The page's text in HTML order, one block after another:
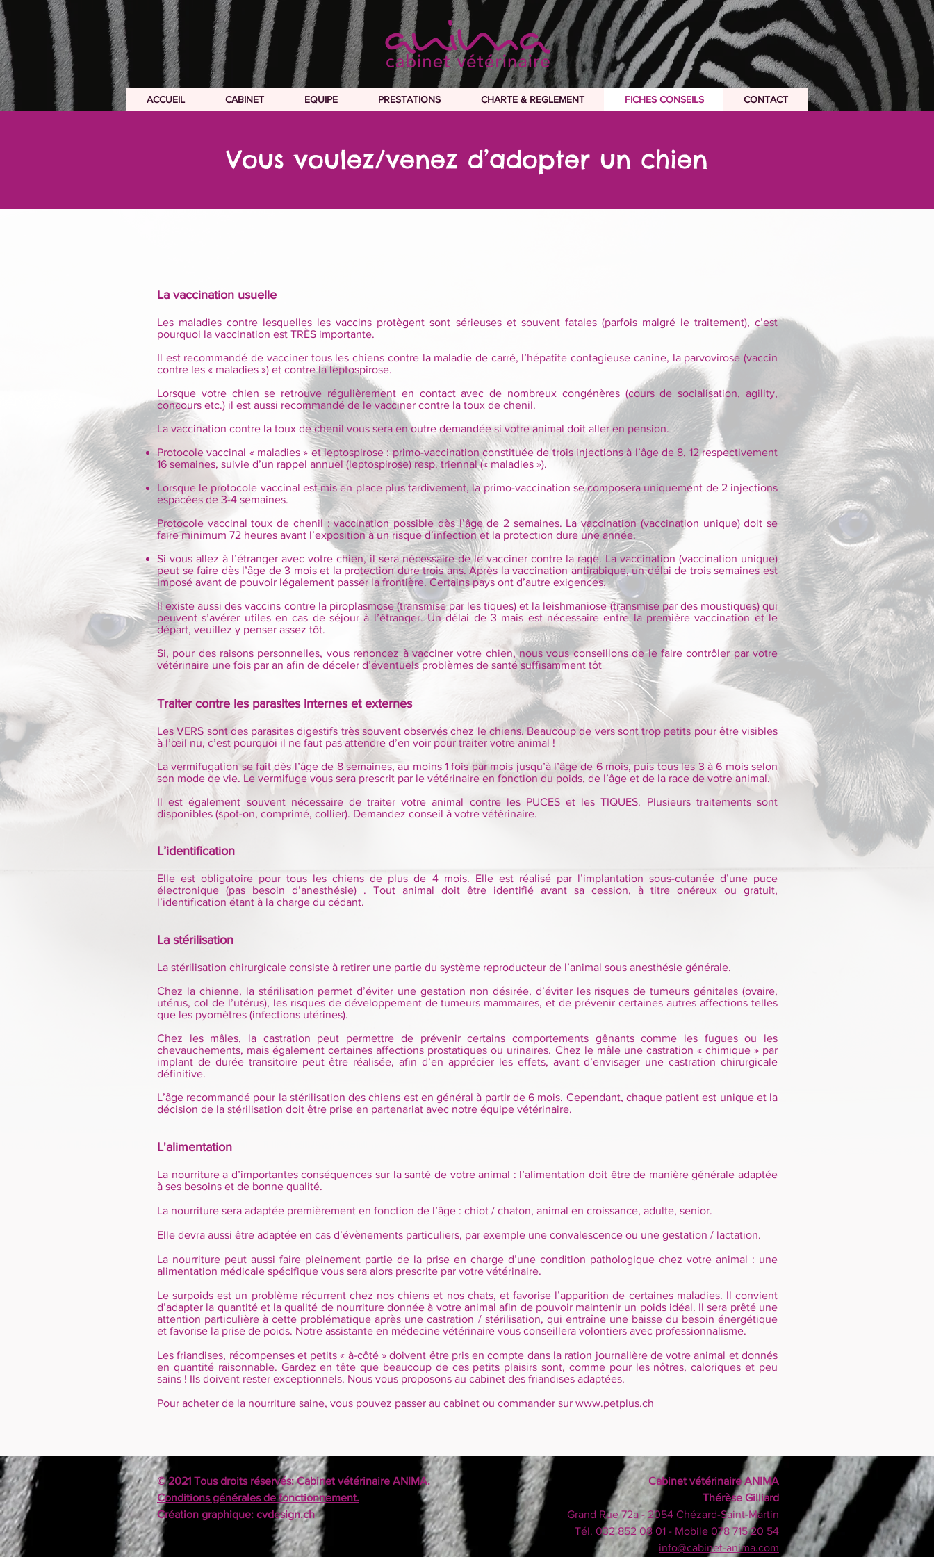
ACCUEIL CABINET EQUIPE PRESTATIONS CHARTE & REGLEMENT FICHES CONSEILS CONTACT
Vous voulez/venez d’adopter un chien
La vaccination usuelle
Les maladies contre lesquelles les vaccins protègent sont sérieuses et souvent fatales (parfois malgré le traitement), c’est
pourquoi la vaccination est TRÈS importante.
Il est recommandé de vacciner tous les chiens contre la maladie de carré, l’hépatite contagieuse canine, la parvovirose (vaccin
contre les « maladies ») et contre la leptospirose.
Lorsque votre chien se retrouve régulièrement en contact avec de nombreux congénères (cours de socialisation, agility,
concours etc.) il est aussi recommandé de le vacciner contre la toux de chenil.
La vaccination contre la toux de chenil vous sera en outre demandée si votre animal doit aller en pension.
Protocole vaccinal « maladies » et leptospirose : primo-vaccination constituée de trois injections à l’âge de 8, 12 respectivement
16 semaines, suivie d’un rappel annuel (leptospirose) resp. triennal (« maladies »).
Lorsque le protocole vaccinal est mis en place plus tardivement, la primo-vaccination se composera uniquement de 2 injections
espacées de 3-4 semaines.
Protocole vaccinal toux de chenil : vaccination possible dès l’âge de 2 semaines. La vaccination (vaccination unique) doit se
faire minimum 72 heures avant l’exposition à un risque d’infection et la protection dure une année.
Si vous allez à l’étranger avec votre chien, il sera nécessaire de le vacciner contre la rage. La vaccination (vaccination unique)
peut se faire dès l’âge de 3 mois et la protection dure trois ans. Après la vaccination antirabique, un délai de trois semaines est
imposé avant de pouvoir légalement passer la frontière. Certains pays ont d’autre exigences.
Il existe aussi des vaccins contre la piroplasmose (transmise par les tiques) et la leishmaniose (transmise par des moustiques) qui
peuvent s’avérer utiles en cas de séjour à l’étranger. Un délai de 3 mais est nécessaire entre la première vaccination et le
départ, veuillez y penser assez tôt.
Si, pour des raisons personnelles, vous renoncez à vacciner votre chien, nous vous conseillons de le faire contrôler par votre
vétérinaire une fois par an afin de déceler d’éventuels problèmes de santé suffisamment tôt
Traiter contre les parasites internes et externes
Les VERS sont des parasites digestifs très souvent observés chez le chiens. Beaucoup de vers sont trop petits pour être visibles
à l’œil nu, c’est pourquoi il ne faut pas attendre d’en voir pour traiter votre animal !
La vermifugation se fait dès l’âge de 8 semaines, au moins 1 fois par mois jusqu’à l’âge de 6 mois, puis tous les 3 à 6 mois selon
son mode de vie. Le vermifuge vous sera prescrit par le vétérinaire en fonction du poids, de l’âge et de la race de votre animal.
Il est également souvent nécessaire de traiter votre animal contre les PUCES et les TIQUES. Plusieurs traitements sont
disponibles (spot-on, comprimé, collier). Demandez conseil à votre vétérinaire.
L’identification
Elle est obligatoire pour tous les chiens de plus de 4 mois. Elle est réalisé par l’implantation sous-cutanée d’une puce
électronique (pas besoin d’anesthésie) . Tout animal doit être identifié avant sa cession, à titre onéreux ou gratuit,
l’identification étant à la charge du cédant.
La stérilisation
La stérilisation chirurgicale consiste à retirer une partie du système reproducteur de l’animal sous anesthésie générale.
Chez la chienne, la stérilisation permet d’éviter une gestation non désirée, d’éviter les risques de tumeurs génitales (ovaire,
utérus, col de l’utérus), les risques de développement de tumeurs mammaires, et de prévenir certaines autres affections telles
que les pyomètres (infections utérines).
Chez les mâles, la castration peut permettre de prévenir certains comportements gênants comme les fugues ou les
chevauchements, mais également certaines affections prostatiques ou urinaires. Chez le mâle une castration « chimique » par
implant de durée transitoire peut être réalisée, afin d’en apprécier les effets, avant d’envisager une castration chirurgicale
définitive.
L’âge recommandé pour la stérilisation des chiens est en général à partir de 6 mois. Cependant, chaque patient est unique et la
décision de la stérilisation doit être prise en partenariat avec notre équipe vétérinaire.
L'alimentation
La nourriture a d’importantes conséquences sur la santé de votre animal : l’alimentation doit être de manière générale adaptée
à ses besoins et de bonne qualité.
La nourriture sera adaptée premièrement en fonction de l’âge : chiot / chaton, animal en croissance, adulte, senior.
Elle devra aussi être adaptée en cas d’évènements particuliers, par exemple une convalescence ou une gestation / lactation.
La nourriture peut aussi faire pleinement partie de la prise en charge d’une condition pathologique chez votre animal : une
alimentation médicale spécifique vous sera alors prescrite par votre vétérinaire.
Le surpoids est un problème récurrent chez nos chiens et nos chats, et favorise l’apparition de certaines maladies. Il convient
d’adapter la quantité et la qualité de nourriture donnée à votre animal afin de pouvoir maintenir un poids idéal. Il sera prêté une
attention particulière à cette problématique après une castration / stérilisation, qui entraîne une baisse du besoin énergétique
et favorise la prise de poids. Notre assistante en médecine vétérinaire vous conseillera volontiers avec professionnalisme.
Les friandises, récompenses et petits « à-côté » doivent être pris en compte dans la ration journalière de votre animal et donnés
en quantité raisonnable. Gardez en tête que beaucoup de ces petits plaisirs sont, comme pour les nôtres, caloriques et peu
sains ! Ils doivent rester exceptionnels. Nous vous proposons au cabinet des friandises adaptées.
Pour acheter de la nourriture saine, vous pouvez passer au cabinet ou commander sur www.petplus.ch
ACCUEIL CABINET EQUIPE PRESTATIONS CHARTE & REGLEMENT FICHES CONSEILS CONTACT
© 2021 Tous droits réservés: Cabinet vétérinaire ANIMA.
Conditions générales de fonctionnement.
Création graphique: cvdesign.ch
Cabinet vétérinaire ANIMA
Thérèse Gilliard
Grand Rue 72a - 2054 Chézard-Saint-Martin
Tél. 032 852 08 01 - Mobile 078 715 20 54
info@cabinet-anima.com